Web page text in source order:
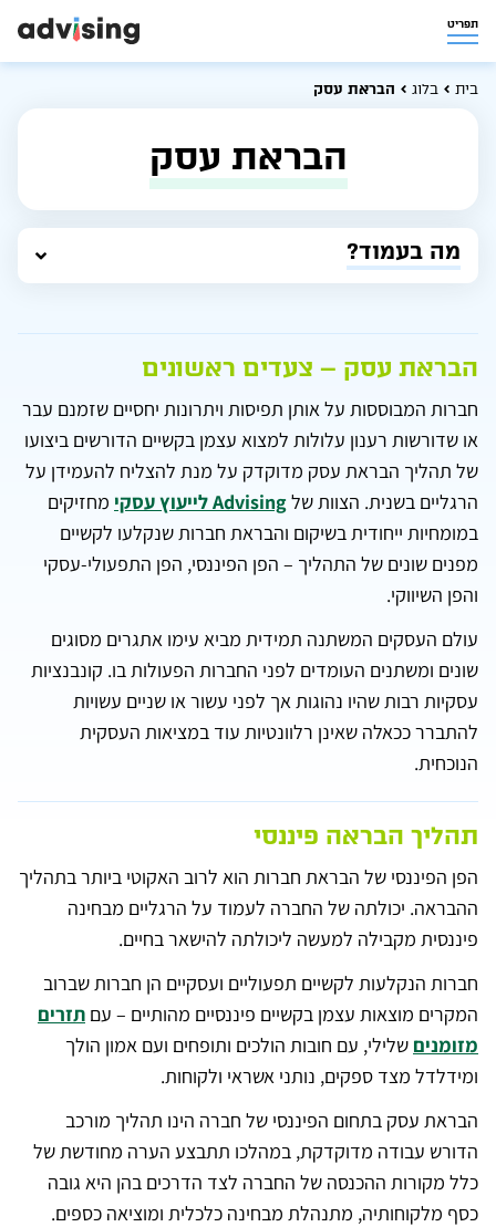
תפריט
בית בלוג הבראת עסק
הבראת עסק
מה בעמוד?
הבראת עסק – צעדים ראשונים
חברות המבוססות על אותן תפיסות ויתרונות יחסיים שזמנם עבר
או שדורשות רענון עלולות למצוא עצמן בקשיים הדורשים ביצועו
של תהליך הבראת עסק מדוקדק על מנת להצליח להעמידן על
הרגליים בשנית. הצוות שלAdvising לייעוץ עסקי
מחזיקים
במומחיות ייחודית בשיקום והבראת חברות שנקלעו לקשיים
מפנים שונים של התהליך – הפן הפיננסי, הפן התפעולי-עסקי
והפן השיווקי.
עולם העסקים המשתנה תמידית מביא עימו אתגרים מסוגים
שונים ומשתנים העומדים לפני החברות הפעולות בו. קונבנציות
עסקיות רבות שהיו נהוגות אך לפני עשור או שניים עשויות
להתברר ככאלה שאינן רלוונטיות עוד במציאות העסקית
הנוכחית.
תהליך הבראה פיננסי
הפן הפיננסי של הבראת חברות הוא לרוב האקוטי ביותר בתהליך
ההבראה. יכולתה של החברה לעמוד על הרגליים מבחינה
פיננסית מקבילה למעשה ליכולתה להישאר בחיים.
חברות הנקלעות לקשיים תפעוליים ועסקיים הן חברות שברוב
המקרים מוצאות עצמן בקשיים פיננסיים מהותיים – עם תזרים
מזומנים שלילי, עם חובות הולכים ותופחים ועם אמון הולך
ומידלדל מצד ספקים, נותני אשראי ולקוחות.
הבראת עסק בתחום הפיננסי של חברה הינו תהליך מורכב
הדורש עבודה מדוקדקת, במהלכו תתבצע הערה מחודשת של
כלל מקורות ההכנסה של החברה לצד הדרכים בהן היא גובה
כסף מלקוחותיה, מתנהלת מבחינה כלכלית ומוציאה כספים.